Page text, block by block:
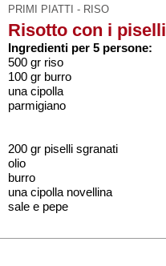
PRIMI PIATTI - RISO
Risotto con i piselli
Ingredienti per 5 persone:
500 gr riso
100 gr burro
una cipolla
parmigiano
200 gr piselli sgranati
olio
burro
una cipolla novellina
sale e pepe